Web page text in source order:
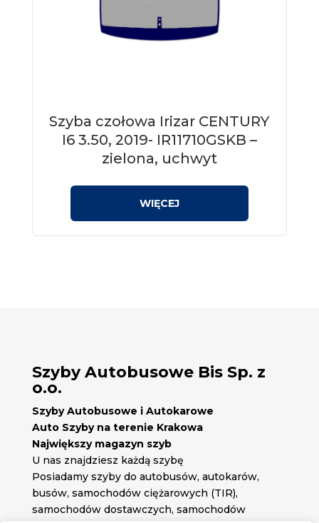
Szyba czołowa Irizar CENTURY
I6 3.50, 2019- IR11710GSKB –
zielona, uchwyt
Szyby Autobusowe Bis Sp. z
o.o.
Szyby Autobusowe i Autokarowe
Auto Szyby na terenie Krakowa
Największy magazyn szyb
U nas znajdziesz każdą szybę
Posiadamy szyby do autobusów, autokarów,
busów, samochodów ciężarowych (TIR),
samochodów dostawczych, samochodów